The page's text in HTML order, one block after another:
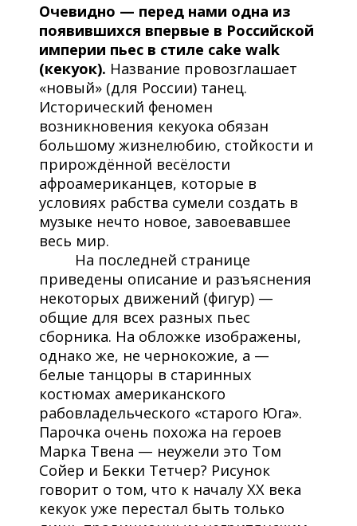
Очевидно — перед нами одна из
появившихся впервые в Российской
империи пьес в стиле cake walk
(кекуок). Название провозглашает
«новый» (для России) танец.
Исторический феномен
возникновения кекуока обязан
большому жизнелюбию, стойкости и
прирождённой весёлости
афроамериканцев, которые в
условиях рабства сумели создать в
музыке нечто новое, завоевавшее
весь мир.
На последней странице
приведены описание и разъяснения
некоторых движений (фигур) —
общие для всех разных пьес
сборника. На обложке изображены,
однако же, не чернокожие, а —
белые танцоры в старинных
костюмах американского
рабовладельческого «старого Юга».
Парочка очень похожа на героев
Марка Твена — неужели это Том
Сойер и Бекки Тетчер? Рисунок
говорит о том, что к началу XX века
кекуок уже перестал быть только